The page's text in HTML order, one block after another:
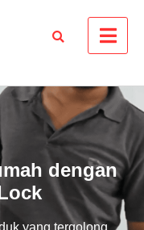
dengan
yang tergolong